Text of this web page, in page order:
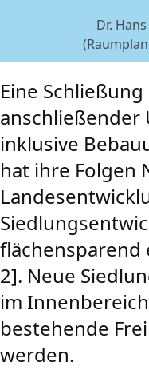
Dr.
Eine
anschließender
inklusive
hat ihre Folgen
flächensparend
2]. Neue
im
bestehende
werden.